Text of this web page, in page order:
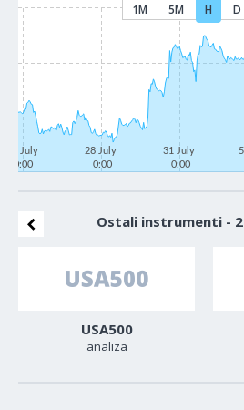
1M 5M H D
23 July
0:00
28 July
0:00
31 July
0:00
Ostali instrumenti -
USA500
analiza